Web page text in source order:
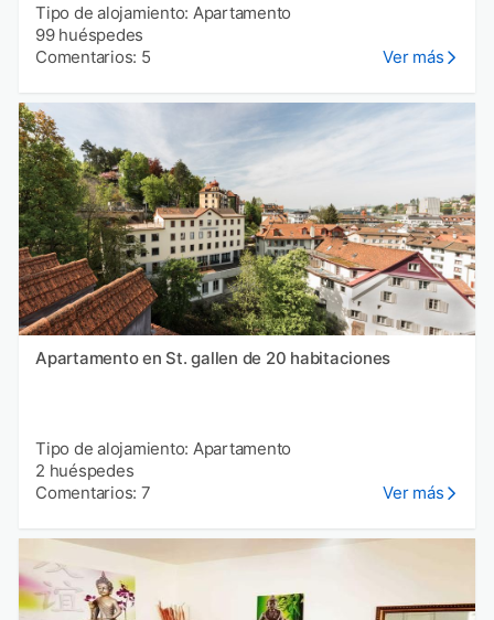
Tipo de alojamiento: Apartamento
99 huéspedes
Comentarios: 5
Ver más
Apartamento en St. gallen de 20 habitaciones
Tipo de alojamiento: Apartamento
2 huéspedes
Comentarios: 7
Ver más